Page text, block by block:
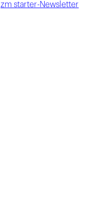
zm starter-Newsletter